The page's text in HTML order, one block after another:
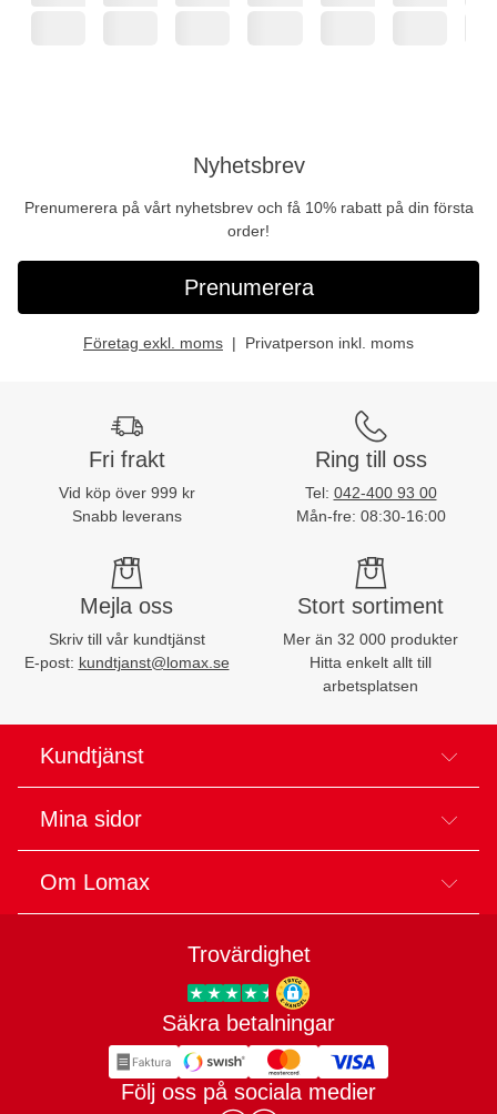
Nyhetsbrev
Prenumerera på vårt nyhetsbrev och få 10% rabatt på din första
order!
Prenumerera
Företag exkl. moms Privatperson inkl. moms
Fri frakt
Vid köp över 999 kr
Snabb leverans
Ring till oss
Tel: 042-400 93 00
Mån-fre: 08:30-16:00
Mejla oss
Skriv till vår kundtjänst
E-post: kundtjanst@lomax.se
Stort sortiment
Mer än 32 000 produkter
Hitta enkelt allt till
arbetsplatsen
Kundtjänst
Mina sidor
Om Lomax
Trovärdighet
Trygg E-handel
Säkra betalningar
Följ oss på sociala medier